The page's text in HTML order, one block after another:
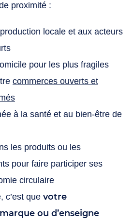
proximité :
locale et aux acteurs
pour les plus fragiles
commerces ouverts et
à la santé et au bien-être de
les produits ou les
pour faire participer ses
circulaire
c’est que votre
ou d’enseigne